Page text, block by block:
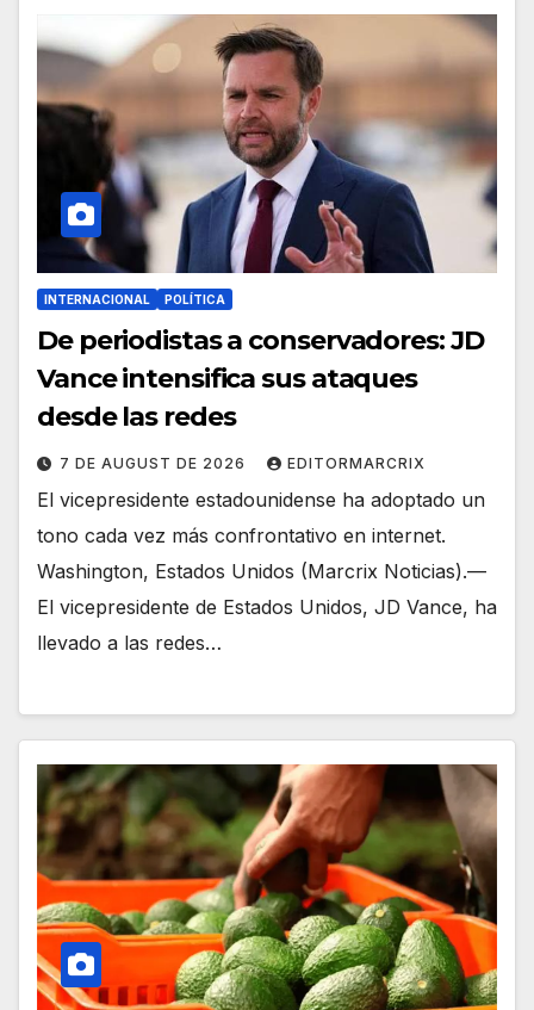
INTERNACIONAL POLÍTICA
De periodistas a conservadores: JD
Vance intensifica sus ataques
desde las redes
7 DE AUGUST DE 2026 EDITORMARCRIX
El vicepresidente estadounidense ha adoptado un
tono cada vez más confrontativo en internet.
Washington, Estados Unidos (Marcrix Noticias).—
El vicepresidente de Estados Unidos, JD Vance, ha
llevado a las redes…